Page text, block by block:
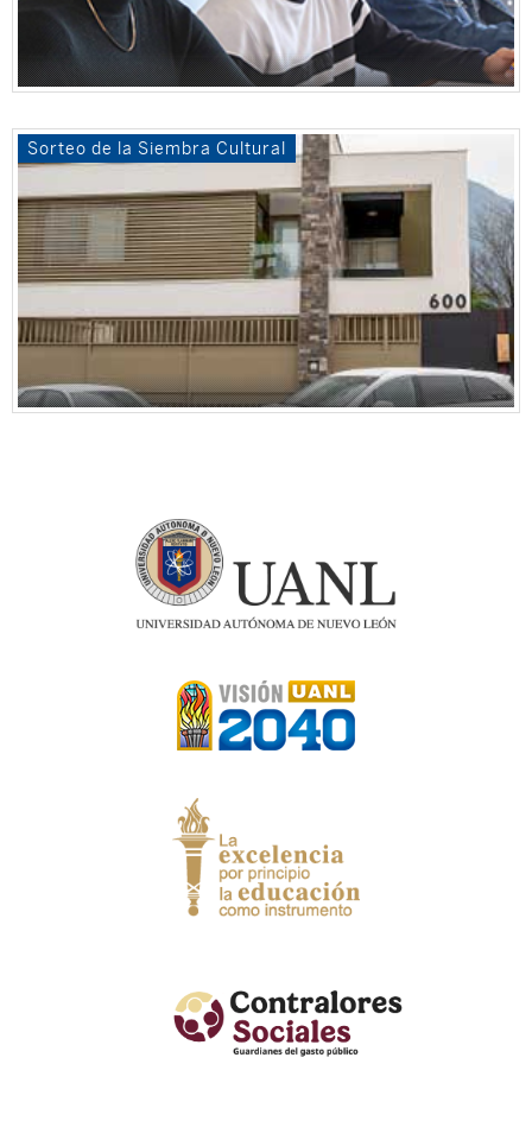
Sorteo de la Siembra Cultural